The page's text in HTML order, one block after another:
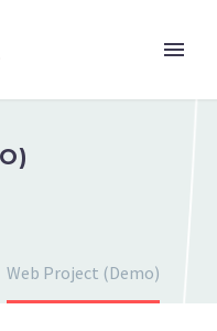
Web Project (Demo)